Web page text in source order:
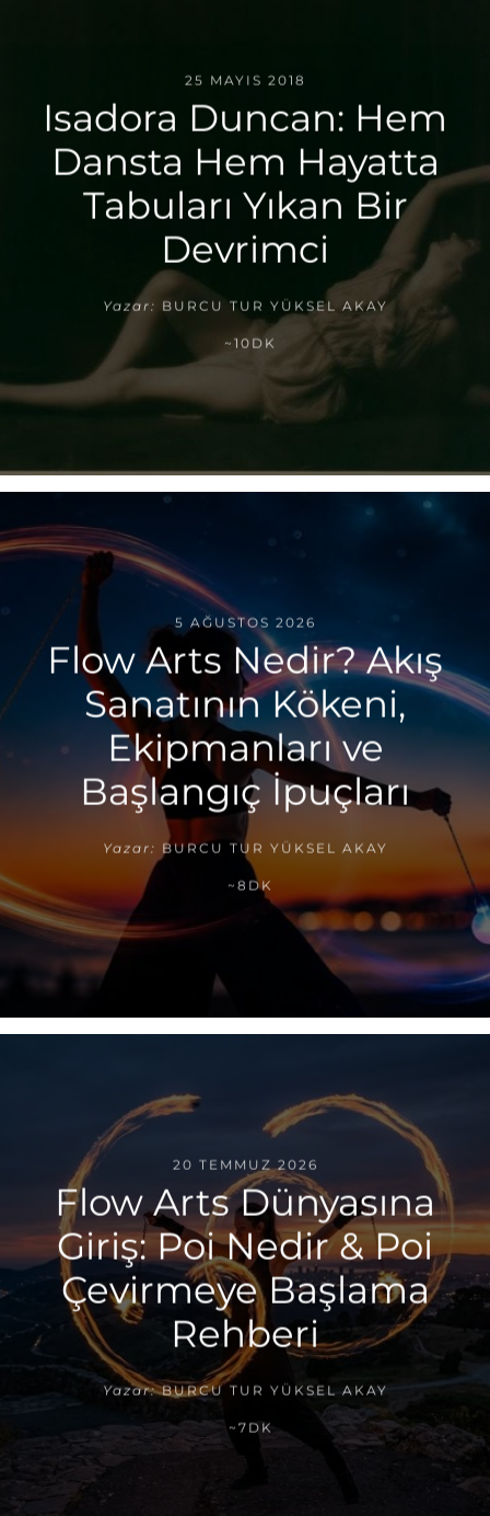
25 MAYIS 2018
Isadora Duncan: Hem
Dansta Hem Hayatta
Tabuları Yıkan Bir
Devrimci
Yazar: BURCU TUR YÜKSEL AKAY
~10DK
5 AĞUSTOS 2026
Flow Arts Nedir? Akış
Sanatının Kökeni,
Ekipmanları ve
Başlangıç İpuçları
Yazar: BURCU TUR YÜKSEL AKAY
~8DK
20 TEMMUZ 2026
Flow Arts Dünyasına
Giriş: Poi Nedir & Poi
Çevirmeye Başlama
Rehberi
Yazar: BURCU TUR YÜKSEL AKAY
~7DK